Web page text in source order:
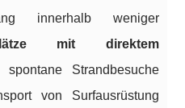
innerhalb weniger
mit direktem
spontane Strandbesuche
von Surfausrüstung